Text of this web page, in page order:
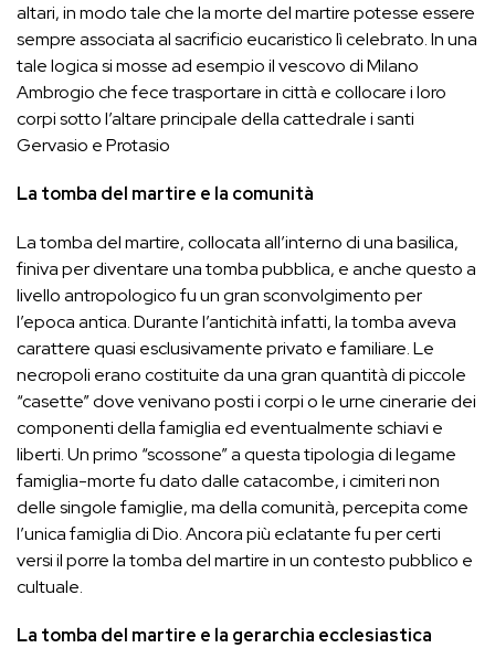
altari, in modo tale che la morte del martire potesse essere
sempre associata al sacrificio eucaristico lì celebrato. In una
tale logica si mosse ad esempio il vescovo di Milano
Ambrogio che fece trasportare in città e collocare i loro
corpi sotto l’altare principale della cattedrale i santi
Gervasio e Protasio
La tomba del martire e la comunità
La tomba del martire, collocata all’interno di una basilica,
finiva per diventare una tomba pubblica, e anche questo a
livello antropologico fu un gran sconvolgimento per
l’epoca antica. Durante l’antichità infatti, la tomba aveva
carattere quasi esclusivamente privato e familiare. Le
necropoli erano costituite da una gran quantità di piccole
“casette” dove venivano posti i corpi o le urne cinerarie dei
componenti della famiglia ed eventualmente schiavi e
liberti. Un primo “scossone” a questa tipologia di legame
famiglia-morte fu dato dalle catacombe, i cimiteri non
delle singole famiglie, ma della comunità, percepita come
l’unica famiglia di Dio. Ancora più eclatante fu per certi
versi il porre la tomba del martire in un contesto pubblico e
cultuale.
La tomba del martire e la gerarchia ecclesiastica